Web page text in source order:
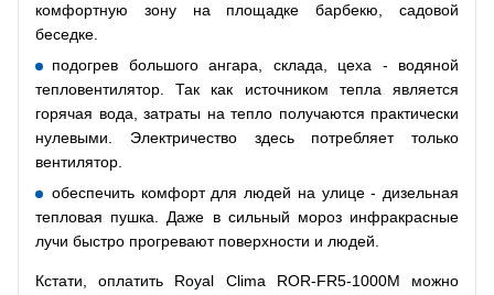
комфортную зону на площадке барбекю, садовой
беседке.
подогрев большого ангара, склада, цеха - водяной
тепловентилятор. Так как источником тепла является
горячая вода, затраты на тепло получаются практически
нулевыми. Электричество здесь потребляет только
вентилятор.
обеспечить комфорт для людей на улице - дизельная
тепловая пушка. Даже в сильный мороз инфракрасные
лучи быстро прогревают поверхности и людей.
Кстати, оплатить Royal Clima ROR-FR5-1000M можно